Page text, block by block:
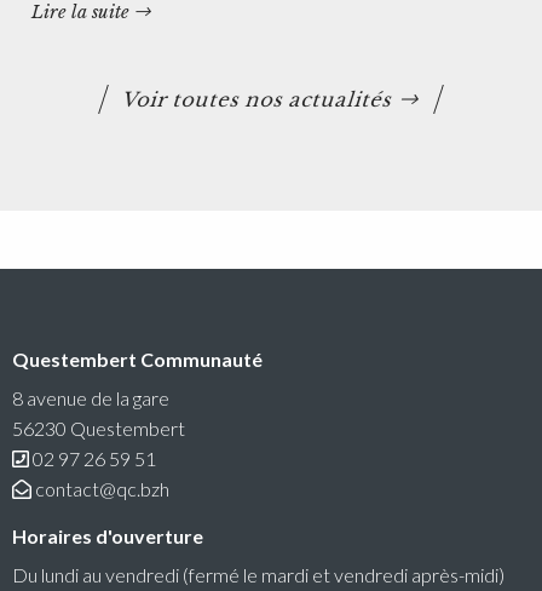
Lire la suite
Voir toutes nos actualités
Questembert Communauté
8 avenue de la gare
56230 Questembert
02 97 26 59 51
contact@qc.bzh
Horaires d'ouverture
Du lundi au vendredi (fermé le mardi et vendredi après-midi)